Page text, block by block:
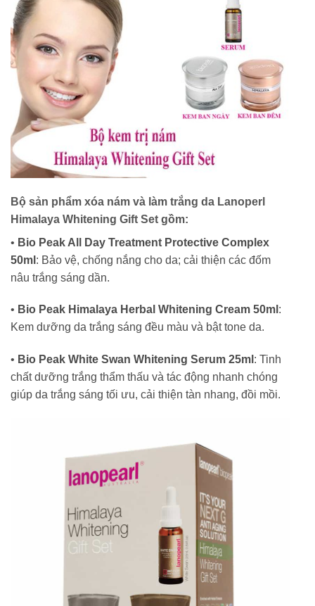
Bộ sản phẩm xóa nám và làm trắng da Lanoperl
Himalaya Whitening Gift Set gồm:
• Bio Peak All Day Treatment Protective Complex
50ml : Bảo vệ, chống nắng cho da; cải thiện các đốm
nâu trắng sáng dần.
• Bio Peak Himalaya Herbal Whitening Cream 50ml :
Kem dưỡng da trắng sáng đều màu và bật tone da.
• Bio Peak White Swan Whitening Serum 25ml : Tinh
chất dưỡng trắng thẩm thấu và tác động nhanh chóng
giúp da trắng sáng tối ưu, cải thiện tàn nhang, đồi mồi.